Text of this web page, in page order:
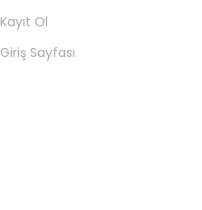
Kayıt Ol
Giriş Sayfası